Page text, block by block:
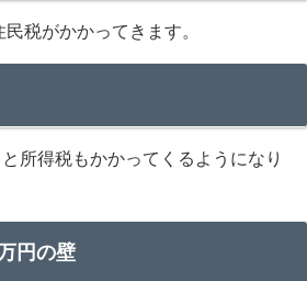
生やキャリアを考え直す 絶
ス
よってパート従業員の扱いが
税がかかってきます。
所得税もかかってくるようになり
円の壁